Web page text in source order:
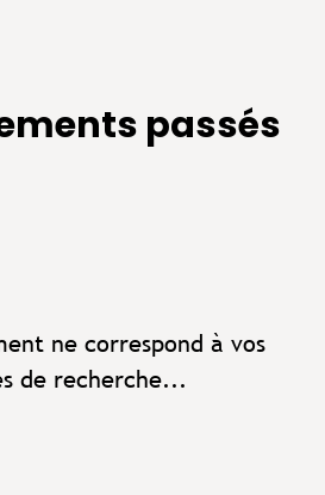
passés
ne correspond à vos
de recherche...